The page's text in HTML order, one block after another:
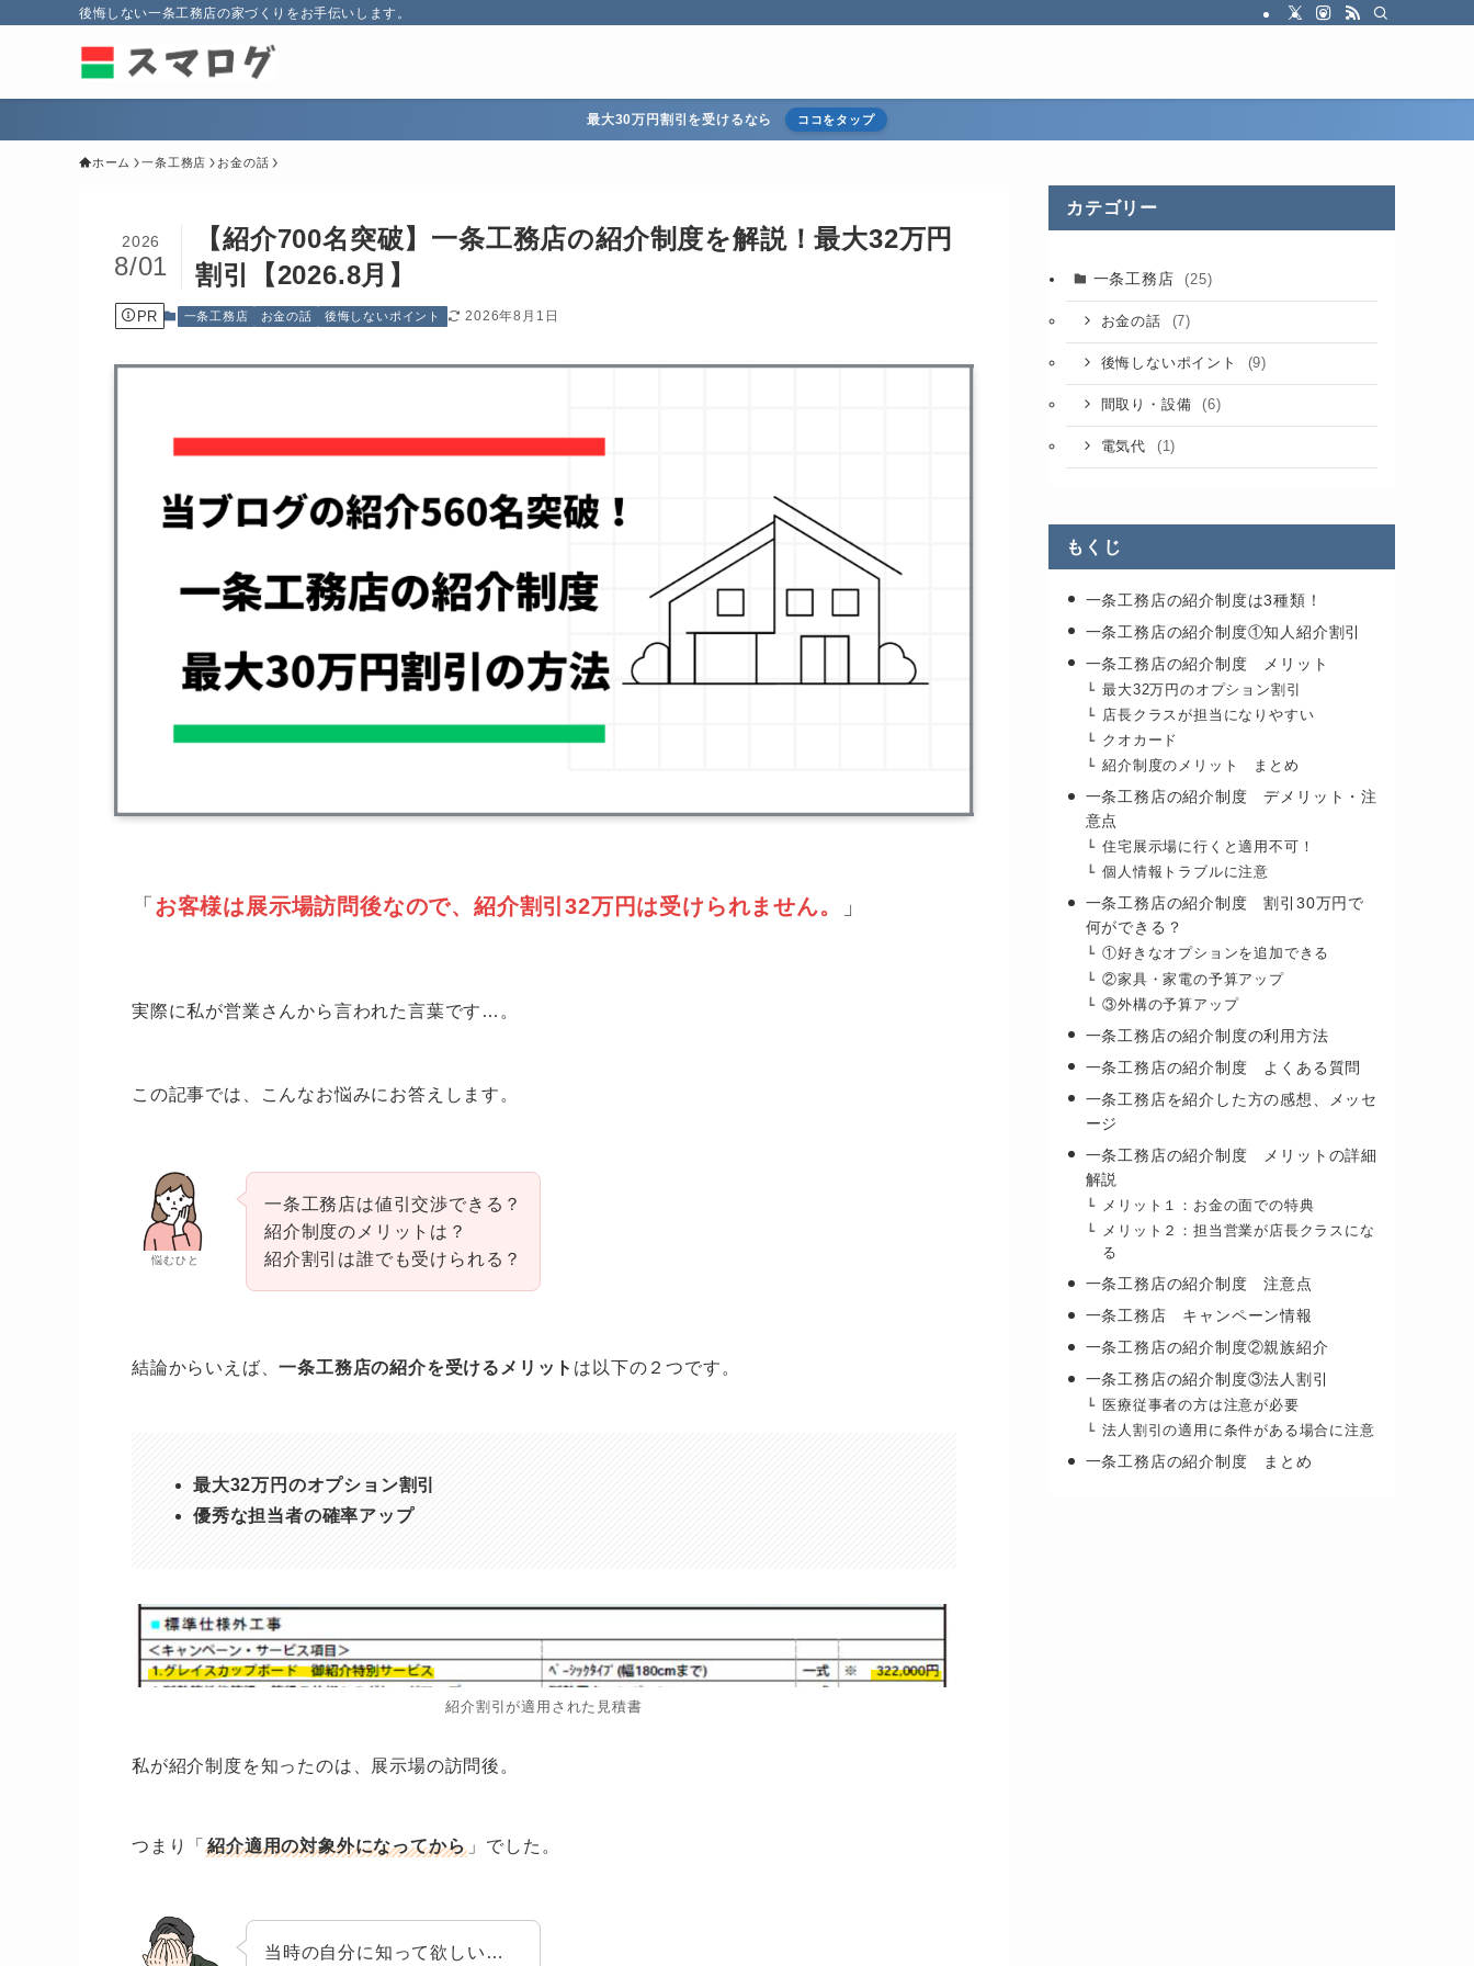
後悔しない一条工務店の家づくりをお手伝いします。
最大30万円割引を受けるなら ココをタップ
ホーム 一条工務店 お金の話
【紹介700名突破】一条工務店の紹介制度を解説！最大32万円
割引【2026.8月】
2026
8/01
PR 一条工務店 お金の話 後悔しないポイント 2026年8月1日
「 お客様は展示場訪問後なので、紹介割引32万円は受けられません。 」
実際に私が営業さんから言われた言葉です…。
この記事では、こんなお悩みにお答えします。
悩むひと
一条工務店は値引交渉できる？
紹介制度のメリットは？
紹介割引は誰でも受けられる？
結論からいえば、一条工務店の紹介を受けるメリット は以下の２つです。
最大32万円のオプション割引
優秀な担当者の確率アップ
紹介割引が適用された見積書
私が紹介制度を知ったのは、展示場の訪問後。
つまり「紹介適用の対象外になってから 」でした。
当時の自分に知って欲しい…
カテゴリー
一条工務店 (25)
お金の話 (7)
後悔しないポイント (9)
間取り・設備 (6)
電気代 (1)
もくじ
一条工務店の紹介制度は3種類！
一条工務店の紹介制度①知人紹介割引
一条工務店の紹介制度 メリット
最大32万円のオプション割引
店長クラスが担当になりやすい
クオカード
紹介制度のメリット まとめ
一条工務店の紹介制度 デメリット・注
意点
住宅展示場に行くと適用不可！
個人情報トラブルに注意
一条工務店の紹介制度 割引30万円で
何ができる？
①好きなオプションを追加できる
②家具・家電の予算アップ
③外構の予算アップ
一条工務店の紹介制度の利用方法
一条工務店の紹介制度 よくある質問
一条工務店を紹介した方の感想、メッセ
ージ
一条工務店の紹介制度 メリットの詳細
解説
メリット１：お金の面での特典
メリット２：担当営業が店長クラスにな
る
一条工務店の紹介制度 注意点
一条工務店 キャンペーン情報
一条工務店の紹介制度②親族紹介
一条工務店の紹介制度③法人割引
医療従事者の方は注意が必要
法人割引の適用に条件がある場合に注意
一条工務店の紹介制度 まとめ